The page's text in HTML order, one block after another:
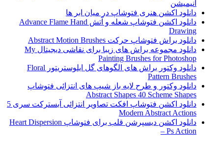
انیمیشن
دانلود اکشن هنری فتوشاپ در میان ابر ها
دانلود اکشن فتوشاپ شعله و آتش Advance Flame Hand
Drawing
دانلود براش فتوشاپ حرکت Abstract Motion Brushes
دانلود مجموعه براش های زیبا برای نقاشی دیجیتال My
Painting Brushes for Photoshop
دانلود وکتور براش های الگوهای گل ایلوستریتور Floral
Pattern Brushes
دانلود وکتور و طرح لایه باز شیپ های انتزائی فتوشاپ
Abstract Shapes 40 Scheme Shapes
دانلود اکشن فتوشاپ افکت تصاویر انتزائی آبسترکت سری 5
Modern Abstract Actions
دانلود اکشن دیسپرشن قلب برای فتوشاپ Heart Dispersion
– Ps Action